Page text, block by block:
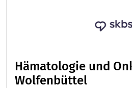
Hämatologie und
Wolfenbüttel